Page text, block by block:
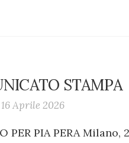
STAMPA
16 Aprile 2026
PER PIA PERA